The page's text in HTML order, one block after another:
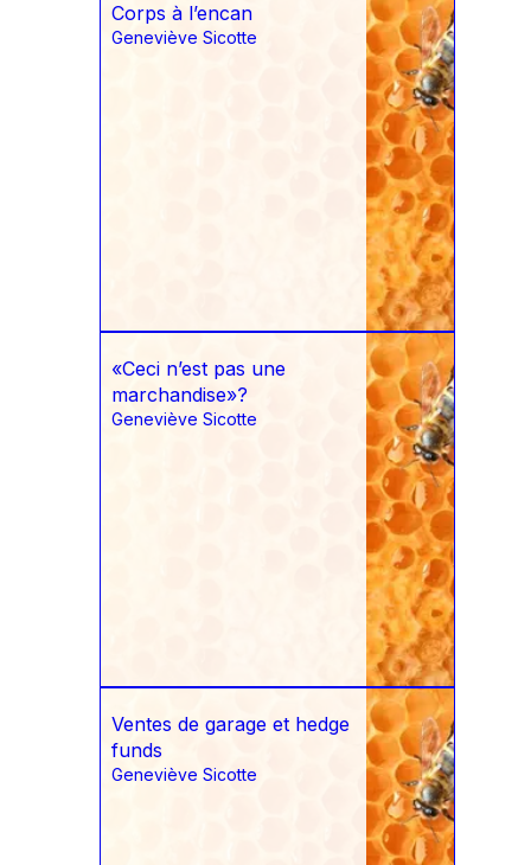
Corps à l’encan
Geneviève Sicotte
«Ceci n’est pas une
marchandise»?
Geneviève Sicotte
Ventes de garage et hedge
funds
Geneviève Sicotte